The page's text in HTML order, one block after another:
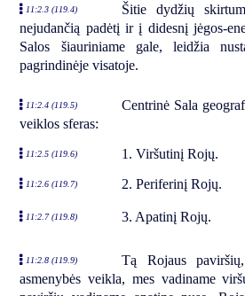
11:2.3 (119.4)
Šitie dydžių
nejudančią padėtį ir į didesnį jėgos-
Salos šiauriniame gale, leidžia
pagrindinėje visatoje.
11:2.4 (119.5)
Centrinė Sala
veiklos sferas:
11:2.5 (119.6) 1. Viršutinį Rojų.
11:2.6 (119.7) 2. Periferinį Rojų.
11:2.7 (119.8) 3. Apatinį Rojų.
11:2.8 (119.9)
Tą Rojaus
asmenybės veikla, mes vadiname